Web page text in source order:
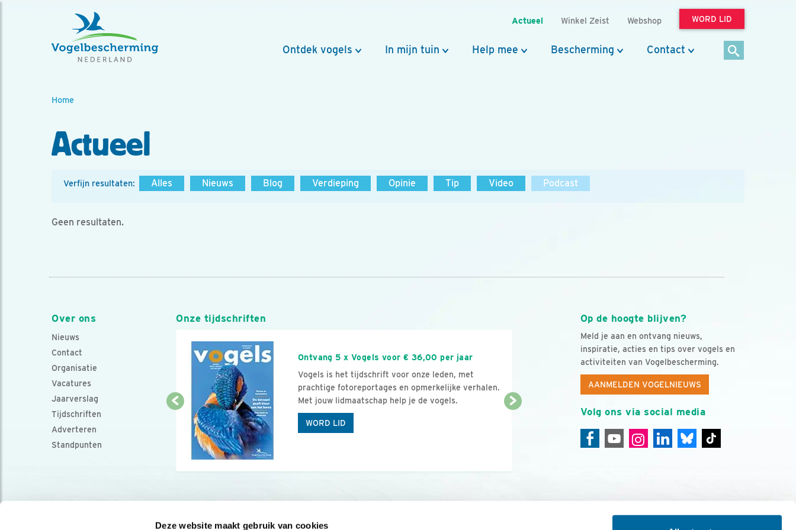
Deze website maakt gebruik van cookies
Actueel Winkel Zeist Webshop WORD LID
Ontdek vogels In mijn tuin Help mee Bescherming Contact
Home
Actueel
Verfijn resultaten: Alles Nieuws Blog Verdieping Opinie Tip Video Podcast
Geen resultaten.
Over ons
Nieuws
Contact
Organisatie
Vacatures
Jaarverslag
Tijdschriften
Adverteren
Standpunten
Op de hoogte blijven?
Meld je aan en ontvang nieuws,
inspiratie, acties en tips over vogels en
activiteiten van Vogelbescherming.
AANMELDEN VOGELNIEUWS
Volg ons via social media
Onze tijdschriften
Ontvang 5 x Vogels voor € 36,00 per jaar
Vogels is het tijdschrift voor onze leden, met
prachtige fotoreportages en opmerkelijke verhalen.
Met jouw lidmaatschap help je de vogels.
WORD LID